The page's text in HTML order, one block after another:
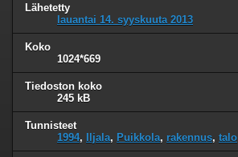
Lähetetty
lauantai 14. syyskuuta 2013
Koko
1024*669
Tiedoston koko
245 kB
Tunnisteet
1994, Iljala, Puikkola, rakennus, talo